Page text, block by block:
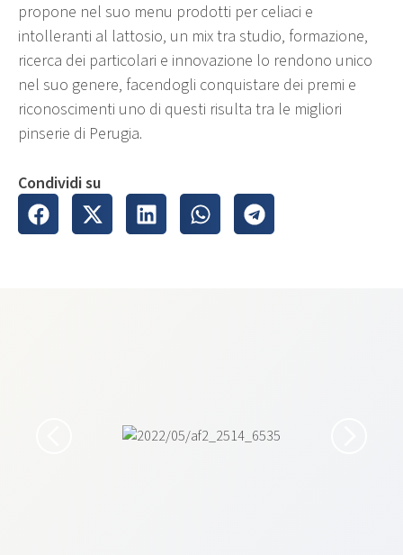
propone nel suo menu prodotti per celiaci e
intolleranti al lattosio, un mix tra studio, formazione,
ricerca dei particolari e innovazione lo rendono unico
nel suo genere, facendogli conquistare dei premi e
riconoscimenti uno di questi risulta tra le migliori
pinserie di Perugia.
Condividi su